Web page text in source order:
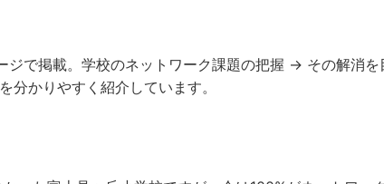
で掲載。学校のネットワーク課題の把握 → その解消を
かりやすく紹介しています。